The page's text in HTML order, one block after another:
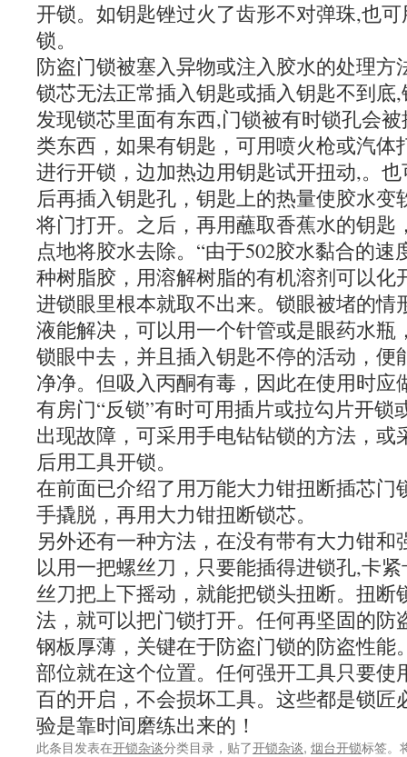
开锁。如钥匙锉过火了齿形不对弹珠,也
锁。
防盗门锁被塞入异物或注入胶水的处理方
锁芯无法正常插入钥匙或插入钥匙不到底
发现锁芯里面有东西,门锁被有时锁孔会
类东西，如果有钥匙，可用喷火枪或汽体
进行开锁，边加热边用钥匙试开扭动,。
后再插入钥匙孔，钥匙上的热量使胶水变
将门打开。之后，再用蘸取香蕉水的钥匙
点地将胶水去除。“由于502胶水黏合的速
种树脂胶，用溶解树脂的有机溶剂可以化
进锁眼里根本就取不出来。锁眼被堵的情
液能解决，可以用一个针管或是眼药水瓶
锁眼中去，并且插入钥匙不停的活动，便
净净。但吸入丙酮有毒，因此在使用时应
有房门“反锁”有时可用插片或拉勾片开锁
出现故障，可采用手电钻钻锁的方法，或
后用工具开锁。
在前面已介绍了用万能大力钳扭断插芯门
手撬脱，再用大力钳扭断锁芯。
另外还有一种方法，在没有带有大力钳
以用一把螺丝刀，只要能插得进锁孔,卡
丝刀把上下摇动，就能把锁头扭断。扭断
法，就可以把门锁打开。任何再坚固的防
钢板厚薄，关键在于防盗门锁的防盗性能
部位就在这个位置。任何强开工具只要使
百的开启，不会损坏工具。这些都是锁匠
验是靠时间磨练出来的！
此条目发表在开锁杂谈分类目录，贴了开锁杂谈, 烟台开锁标签。